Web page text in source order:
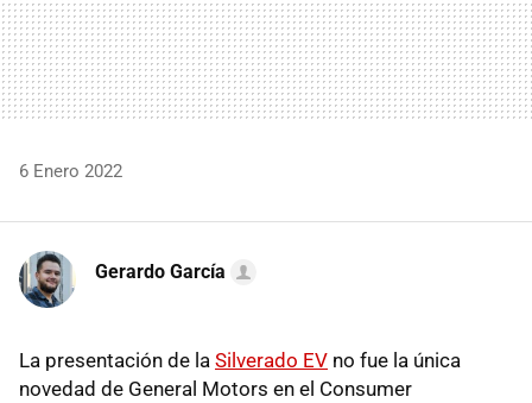
6 Enero 2022
Gerardo García
La presentación de la Silverado EV no fue la única
novedad de General Motors en el Consumer